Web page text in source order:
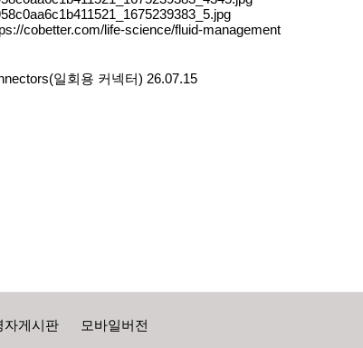
cobetter.com/life-science/fluid-management
일회용 커넥터) 26.07.15
자게시판 모바일버전